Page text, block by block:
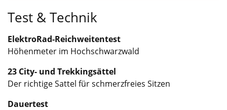
Test & Technik
ElektroRad-Reichweitentest
Höhenmeter im Hochschwarzwald
23 City- und Trekkingsättel
Der richtige Sattel für schmerzfreies Sitzen
Dauertest